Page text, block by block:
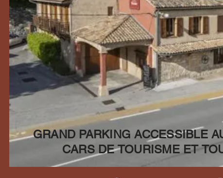
GRAND PARKING ACCESSIBLE
CARS DE TOURISME ET